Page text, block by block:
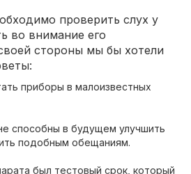
проверить слух у
во внимание его
стороны мы бы хотели
приборы в малоизвестных
способны в будущем улучшить
подобным обещаниям.
был тестовый срок, который